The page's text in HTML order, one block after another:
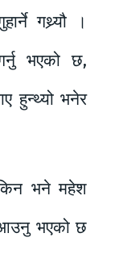
गथ्र्यौ ।
भएको छ,
हुन्थ्यो भनेर
भने महेश
आउनु भएको छ